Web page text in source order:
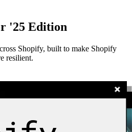
'25 Edition
Shopify, built to make Shopify
resilient.